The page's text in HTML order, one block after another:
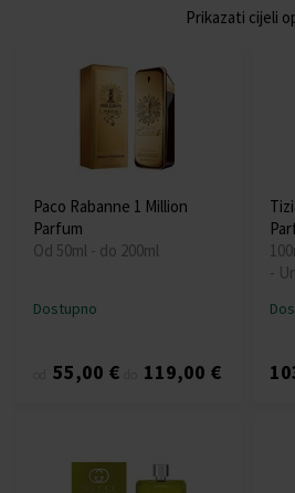
Prikazati cijeli
Paco Rabanne 1 Million
Parfum
Od 50ml - do 200ml
Dostupno
55,00 € 119,00 €
-